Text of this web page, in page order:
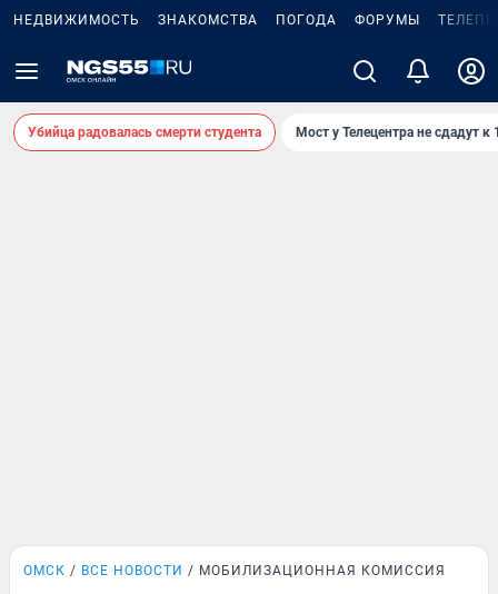
НЕДВИЖИМОСТЬ ЗНАКОМСТВА ПОГОДА ФОРУМЫ
Убийца радовалась смерти студента Мост у Телецентра не сдадут к
ОМСК ВСЕ НОВОСТИ МОБИЛИЗАЦИОННАЯ КОМИССИЯ